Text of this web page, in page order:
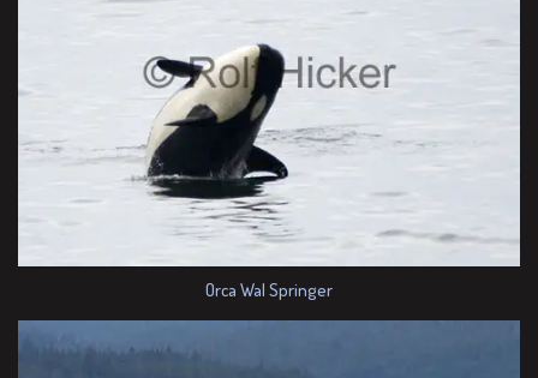
Orca Wal Springer